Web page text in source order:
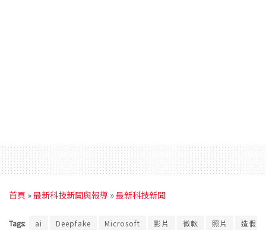
首頁 »最新科技新聞與報導 »最新科技新聞
Tags: ai Deepfake Microsoft 影片 微軟 照片 造假